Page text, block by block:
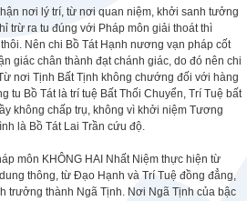
nơi lý trí, từ nơi quan niệm, khởi sanh tưởng
trừ ra tu đúng với Pháp môn giải thoát thì
Nên chi Bồ Tát Hạnh nương vạn pháp cốt
giác chân thành đạt chánh giác, do đó nên chi
nơi Tịnh Bất Tịnh không chướng đối với hàng
tu Bồ Tát là trí tuệ Bất Thối Chuyển, Trí Tuệ bất
không chấp trụ, không vì khởi niệm Tương
là Bồ Tát Lai Trần cứu độ.
môn KHÔNG HAI Nhất Niệm thực hiện từ
thông, từ Đạo Hạnh và Trí Tuệ đồng đẳng,
trưởng thành Ngã Tịnh. Nơi Ngã Tịnh của bậc